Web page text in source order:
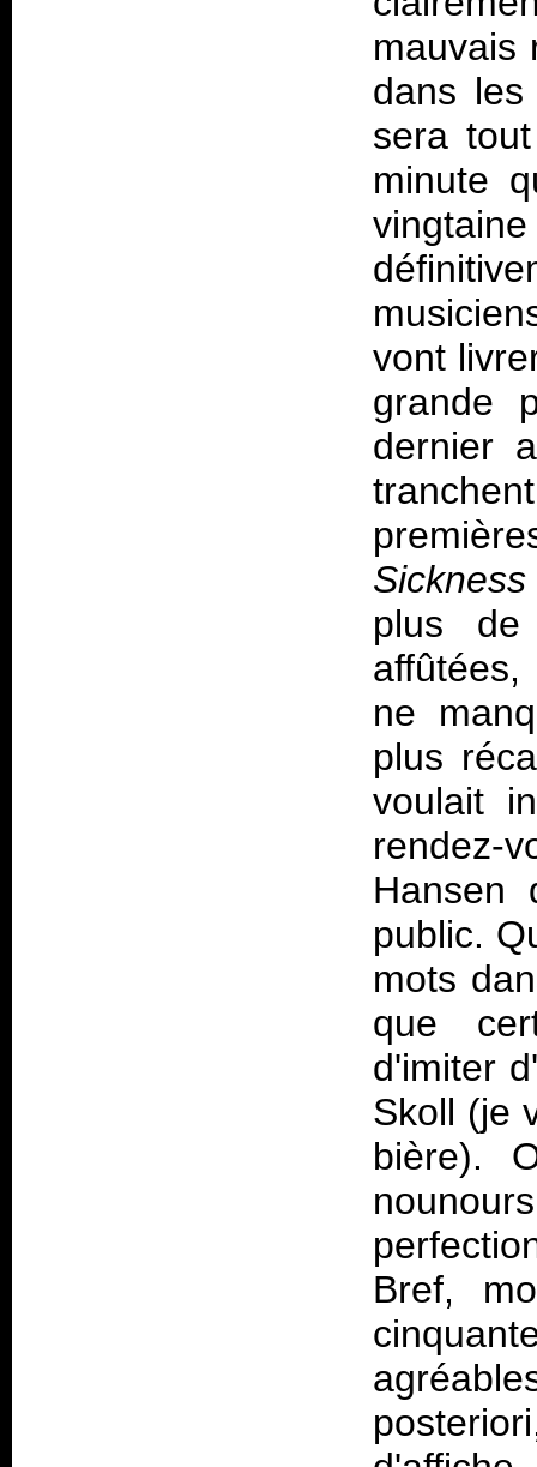
mauvais
dans les
sera
minute
vont
grande
dernier
plus
ne
plus
voulait
rendez-
Hansen
public.
mots
que
d'imiter
Skoll (je
bière).
Bref,